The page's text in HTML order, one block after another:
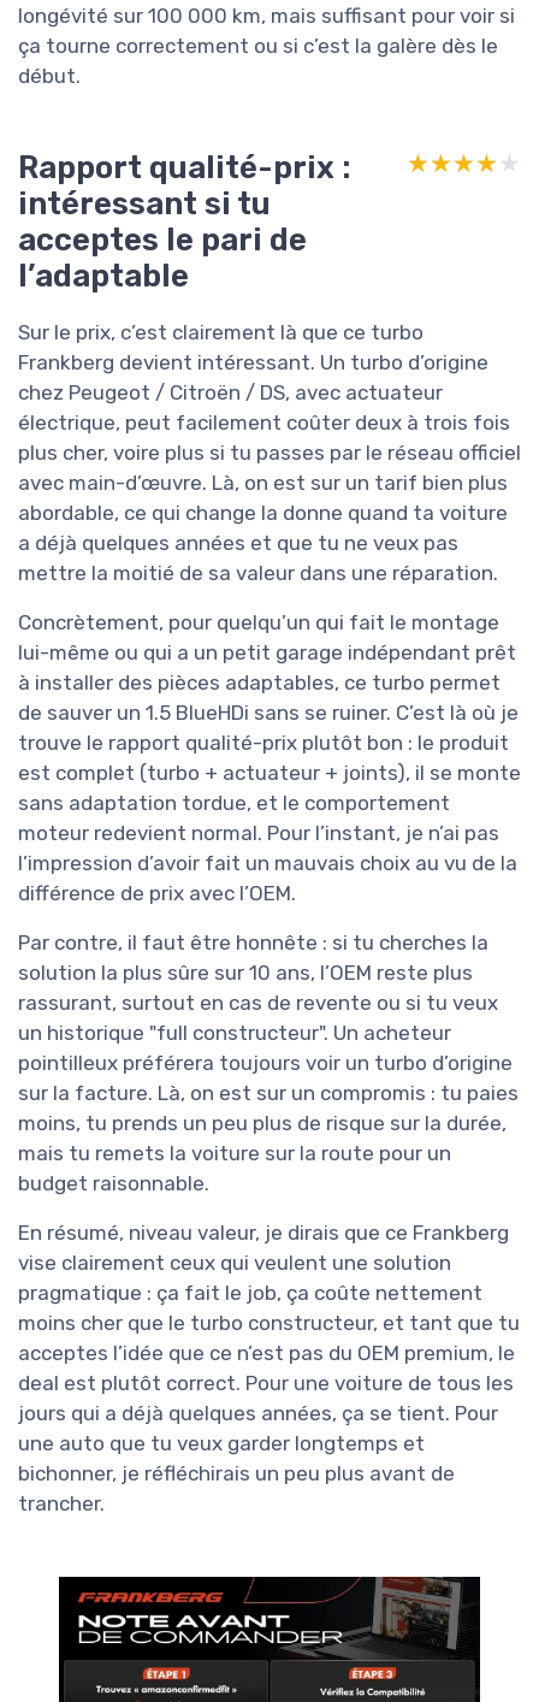
longévité sur 100 000 km, mais suffisant pour voir si
ça tourne correctement ou si c’est la galère dès le
début.
Rapport qualité-prix :
intéressant si tu
acceptes le pari de
l’adaptable
★★★★★
★★★★★
Sur le prix, c’est clairement là que ce turbo
Frankberg devient intéressant. Un turbo d’origine
chez Peugeot / Citroën / DS, avec actuateur
électrique, peut facilement coûter deux à trois fois
plus cher, voire plus si tu passes par le réseau officiel
avec main-d’œuvre. Là, on est sur un tarif bien plus
abordable, ce qui change la donne quand ta voiture
a déjà quelques années et que tu ne veux pas
mettre la moitié de sa valeur dans une réparation.
Concrètement, pour quelqu’un qui fait le montage
lui-même ou qui a un petit garage indépendant prêt
à installer des pièces adaptables, ce turbo permet
de sauver un 1.5 BlueHDi sans se ruiner. C’est là où je
trouve le rapport qualité-prix plutôt bon : le produit
est complet (turbo + actuateur + joints), il se monte
sans adaptation tordue, et le comportement
moteur redevient normal. Pour l’instant, je n’ai pas
l’impression d’avoir fait un mauvais choix au vu de la
différence de prix avec l’OEM.
Par contre, il faut être honnête : si tu cherches la
solution la plus sûre sur 10 ans, l’OEM reste plus
rassurant, surtout en cas de revente ou si tu veux
un historique "full constructeur". Un acheteur
pointilleux préférera toujours voir un turbo d’origine
sur la facture. Là, on est sur un compromis : tu paies
moins, tu prends un peu plus de risque sur la durée,
mais tu remets la voiture sur la route pour un
budget raisonnable.
En résumé, niveau valeur, je dirais que ce Frankberg
vise clairement ceux qui veulent une solution
pragmatique : ça fait le job, ça coûte nettement
moins cher que le turbo constructeur, et tant que tu
acceptes l’idée que ce n’est pas du OEM premium, le
deal est plutôt correct. Pour une voiture de tous les
jours qui a déjà quelques années, ça se tient. Pour
une auto que tu veux garder longtemps et
bichonner, je réfléchirais un peu plus avant de
trancher.